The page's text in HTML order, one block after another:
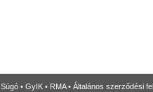
Súgó • GyIK • RMA• Általános szerződési